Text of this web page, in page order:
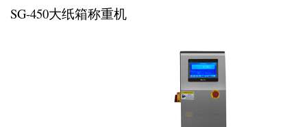
SG-450大纸箱称重机